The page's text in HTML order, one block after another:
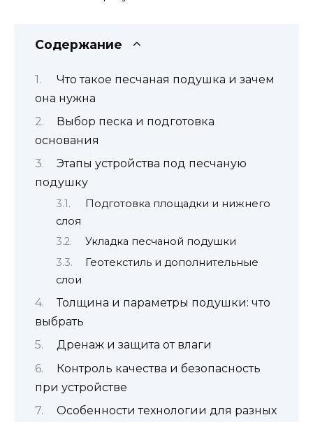
Содержание
Что такое песчаная подушка и зачем
она нужна
Выбор песка и подготовка
основания
Этапы устройства под песчаную
подушку
Подготовка площадки и нижнего
слоя
Укладка песчаной подушки
Геотекстиль и дополнительные
слои
Толщина и параметры подушки: что
выбрать
Дренаж и защита от влаги
Контроль качества и безопасность
при устройстве
Особенности технологии для разных